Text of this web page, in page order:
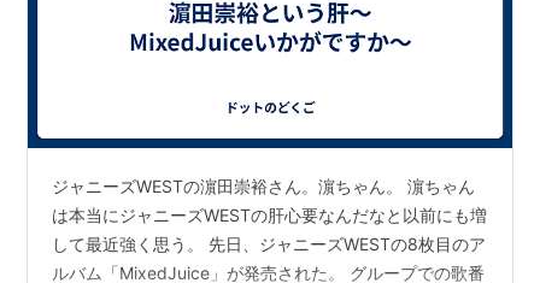
ジャニーズWESTの濵田崇裕さん。濵ちゃん。 濵ちゃん
は本当にジャニーズWESTの肝心要なんだなと以前にも増
して最近強く思う。 先日、ジャニーズWESTの8枚目のア
ルバム「MixedJuice」が発売された。 グループでの歌番